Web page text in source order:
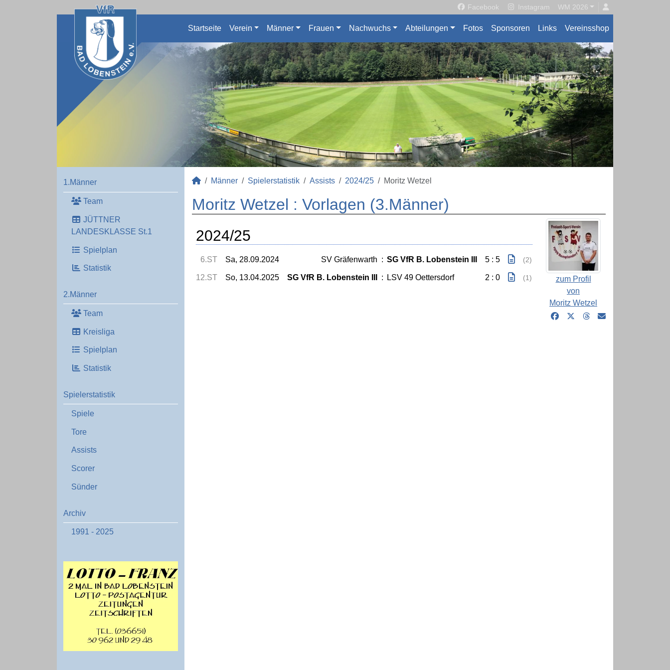
Facebook Instagram WM 2026
Startseite Verein Männer Frauen Nachwuchs Abteilungen Fotos Sponsoren Links Vereinsshop
1.Männer
Team
JÜTTNER
LANDESKLASSE St.1
Spielplan
Statistik
2.Männer
Team
Kreisliga
Spielplan
Statistik
Spielerstatistik
Spiele
Tore
Assists
Scorer
Sünder
Archiv
1991 - 2025
Männer Spielerstatistik Assists 2024/25 Moritz Wetzel
Moritz Wetzel : Vorlagen (3.Männer)
zum Profil
von
Moritz Wetzel
2024/25
6.ST Sa, 28.09.2024 SV Gräfenwarth : SG VfR B. Lobenstein III 5 : 5 (2)
12.ST So, 13.04.2025 SG VfR B. Lobenstein III : LSV 49 Oettersdorf 2 : 0 (1)